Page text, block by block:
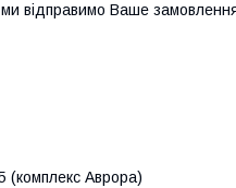
ми відправимо Ваше
(комплекс Аврора)